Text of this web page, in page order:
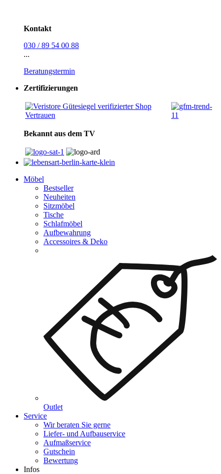
Kontakt
030 / 89 54 00 88
...
Beratungstermin
Zertifizierungen
Bekannt aus dem TV
Möbel
Bestseller
Neuheiten
Sitzmöbel
Tische
Schlafmöbel
Aufbewahrung
Accessoires & Deko
Outlet
Service
Wir beraten Sie gerne
Liefer- und Aufbauservice
Aufmaßservice
Gutschein
Bewertung
Infos